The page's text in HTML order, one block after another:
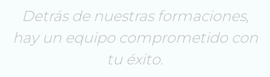
Detrás de nuestras formaciones,
hay un equipo comprometido con
tu éxito.